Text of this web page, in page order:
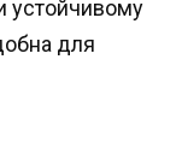
устойчивому
для